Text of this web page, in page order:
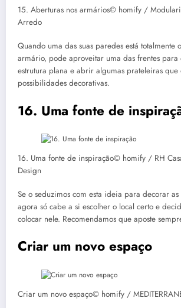
15. Aberturas nos armários© homify /
Arredo
Quando uma das suas paredes está totalmente
armário, pode aproveitar uma das frentes para
estrutura plana e abrir algumas prateleiras que
possibilidades decorativas.
16. Uma fonte de
16. Uma fonte de inspiração© homify / RH
Design
Se o seduzimos com esta ideia para decorar as
agora só cabe a si escolher o local certo e
colocar nele. Recomendamos que aposte
Criar um novo espaço
Criar um novo espaço© homify /